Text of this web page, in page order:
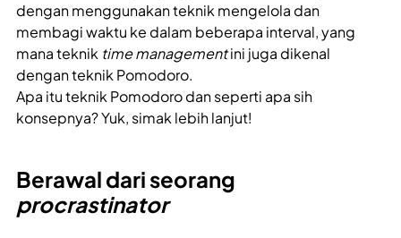
dengan menggunakan teknik mengelola dan
membagi waktu ke dalam beberapa interval, yang
mana teknik time managementini juga dikenal
dengan teknik Pomodoro.
Apa itu teknik Pomodoro dan seperti apa sih
konsepnya? Yuk, simak lebih lanjut!
Berawal dari seorang
procrastinator